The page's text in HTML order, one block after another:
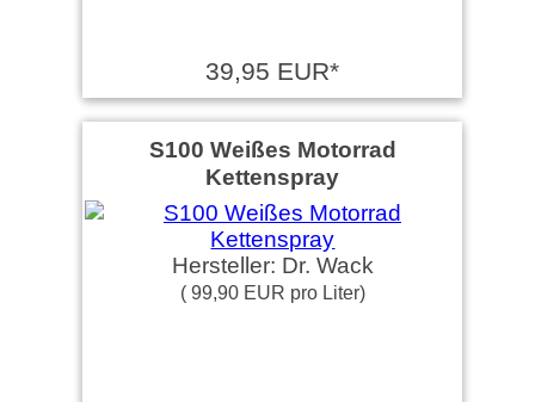
39,95 EUR*
S100 Weißes Motorrad
Kettenspray
Hersteller: Dr. Wack
( 99,90 EUR pro Liter)